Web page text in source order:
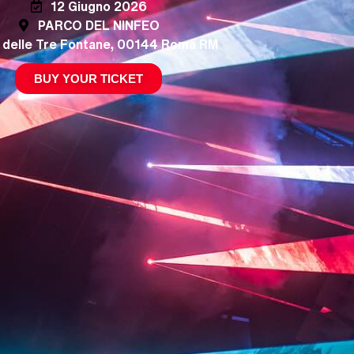
12 Giugno 2026
PARCO DEL NINFEO
delle Tre Fontane, 00144 Roma RM
BUY YOUR TICKET